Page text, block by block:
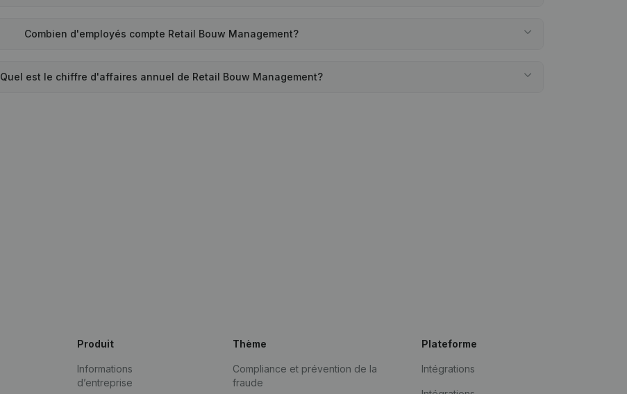
Combien d'employés compte Retail Bouw Management?
Quel est le chiffre d'affaires annuel de Retail Bouw Management?
Produit
Informations
d’entreprise
Thème
Compliance et prévention de la
fraude
Plateforme
Intégrations